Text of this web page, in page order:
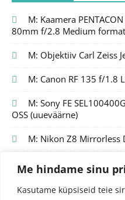
Me hindame sinu
Kasutame küpsiseid teie
M: Kaamera
80mm f/2.8 Medium
M: Objektiiv Carl Zeiss
M: Canon RF 135 f/1.8
M: Sony FE
OSS (uueväärne)
M: Nikon Z8 Mirrorless